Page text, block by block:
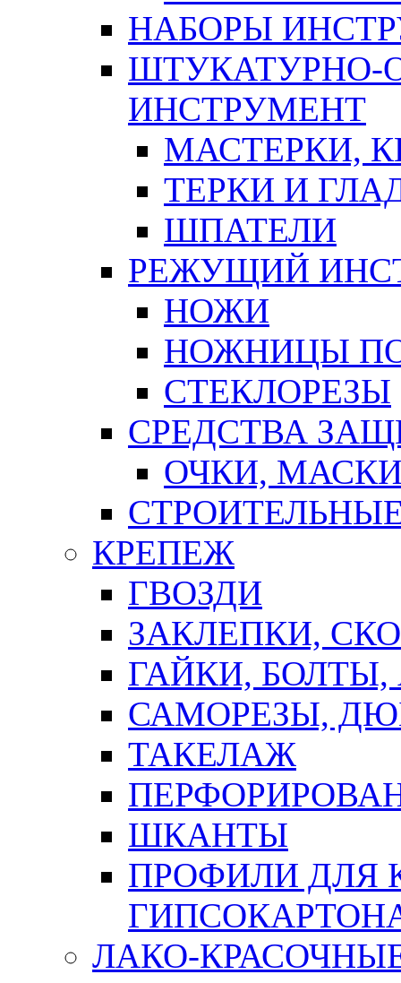
НАБОРЫ
ШТУКАТУРНО-
ИНСТРУМЕНТ
МАСТЕРКИ,
ТЕРКИ И
ШПАТЕЛИ
РЕЖУЩИЙ
НОЖИ
НОЖНИЦЫ
СТЕКЛОРЕЗЫ
СРЕДСТВА
ОЧКИ,
КРЕПЕЖ
ГВОЗДИ
ЗАКЛЕПКИ,
ГАЙКИ,
САМОРЕЗЫ,
ТАКЕЛАЖ
ШКАНТЫ
ПРОФИЛИ ДЛЯ
ЛАКО-